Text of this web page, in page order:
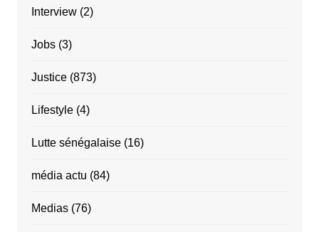
Interview(2)
Jobs(3)
Justice(873)
Lifestyle(4)
Lutte sénégalaise(16)
média actu (84)
Medias(76)